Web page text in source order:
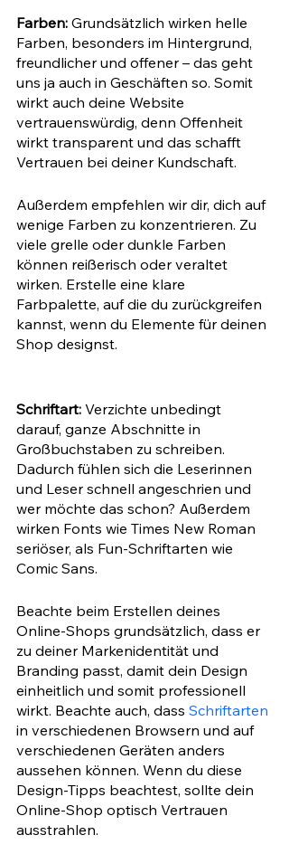
Farben: Grundsätzlich wirken helle
Farben, besonders im Hintergrund,
freundlicher und offener – das geht
uns ja auch in Geschäften so. Somit
wirkt auch deine Website
vertrauenswürdig, denn Offenheit
wirkt transparent und das schafft
Vertrauen bei deiner Kundschaft.
Außerdem empfehlen wir dir, dich auf
wenige Farben zu konzentrieren. Zu
viele grelle oder dunkle Farben
können reißerisch oder veraltet
wirken. Erstelle eine klare
Farbpalette, auf die du zurückgreifen
kannst, wenn du Elemente für deinen
Shop designst.
Schriftart: Verzichte unbedingt
darauf, ganze Abschnitte in
Großbuchstaben zu schreiben.
Dadurch fühlen sich die Leserinnen
und Leser schnell angeschrien und
wer möchte das schon? Außerdem
wirken Fonts wie Times New Roman
seriöser, als Fun-Schriftarten wie
Comic Sans.
Beachte beim Erstellen deines
Online-Shops grundsätzlich, dass er
zu deiner Markenidentität und
Branding passt, damit dein Design
einheitlich und somit professionell
wirkt. Beachte auch, dass Schriftarten
in verschiedenen Browsern und auf
verschiedenen Geräten anders
aussehen können. Wenn du diese
Design-Tipps beachtest, sollte dein
Online-Shop optisch Vertrauen
ausstrahlen.